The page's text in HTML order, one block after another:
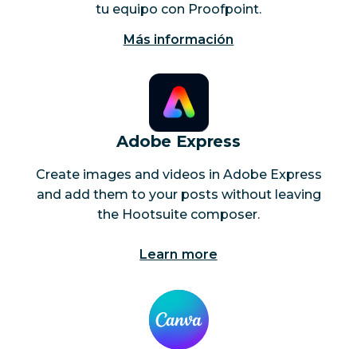
tu equipo con Proofpoint.
Más información
Adobe Express
Create images and videos in Adobe Express
and add them to your posts without leaving
the Hootsuite composer.
Learn more